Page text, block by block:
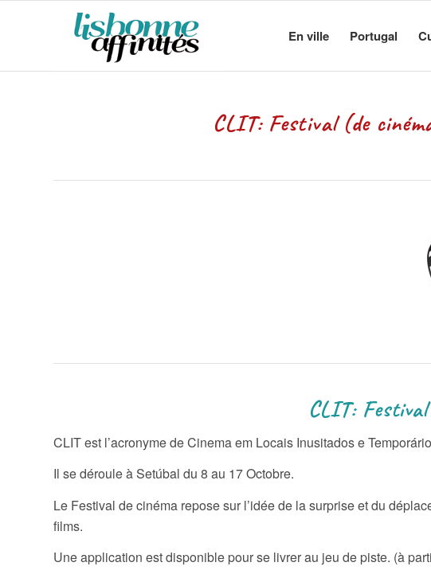
En ville Portugal
CLIT: Festival (de cinéma) dans
CLIT: Festival dans des
CLIT est l’acronyme de Cinema em Locais Inusitados e
Il se déroule à Setúbal du 8 au 17 Octobre.
Le Festival de cinéma repose sur l’idée de la surprise et du
films.
Une application est disponible pour se livrer au jeu de piste. (à